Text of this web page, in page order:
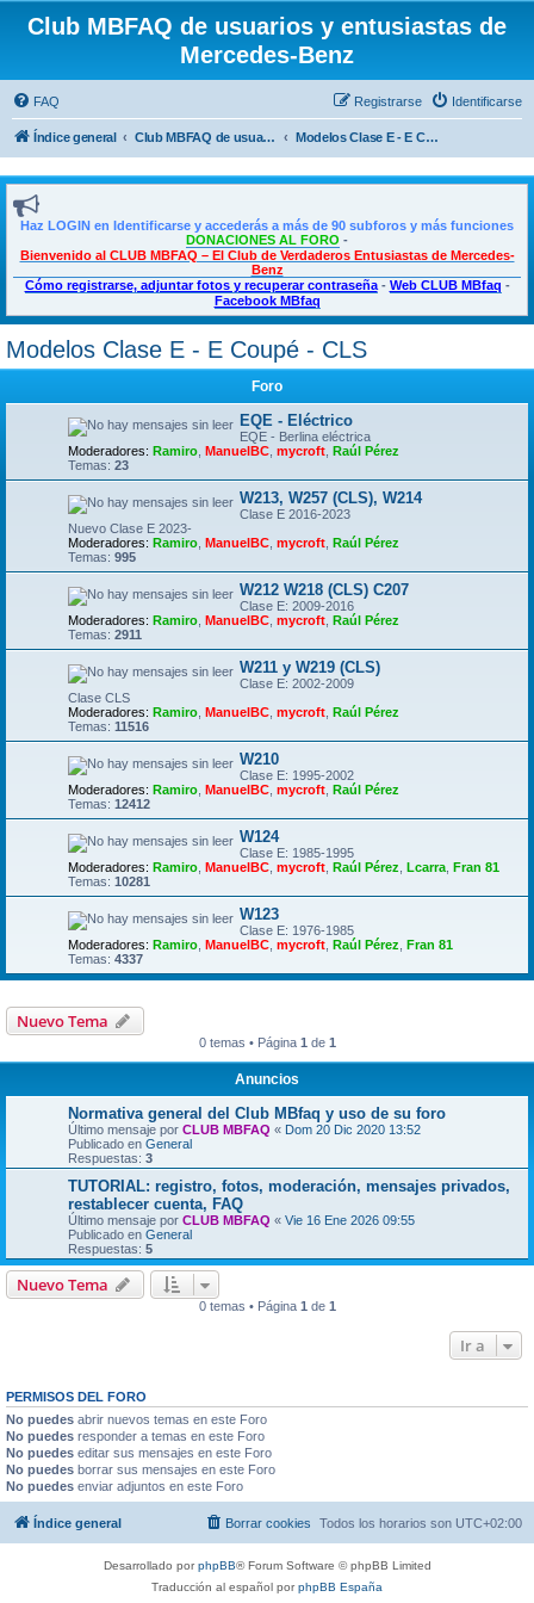
Club MBFAQ de usuarios y entusiastas de
Mercedes-Benz
FAQ Identificarse
Registrarse
Índice general Club MBFAQ de usuarios y entusiastas de Mercedes Benz Modelos Clase E - E Coupé - CLS
Haz LOGIN en Identificarse y accederás a más de 90 subforos y más funciones
DONACIONES AL FORO -
Bienvenido al CLUB MBFAQ – El Club de Verdaderos Entusiastas de Mercedes-
Benz
Cómo registrarse, adjuntar fotos y recuperar contraseña- Web CLUB MBfaq -
Facebook MBfaq
Modelos Clase E - E Coupé - CLS
Foro
EQE - Eléctrico
EQE - Berlina eléctrica
Moderadores: Ramiro ManuelBC mycroft Raúl Pérez
Temas: 23
W213, W257 (CLS), W214
Clase E 2016-2023
Nuevo Clase E 2023-
Moderadores: Ramiro ManuelBC mycroft Raúl Pérez
Temas: 995
W212 W218 (CLS) C207
Clase E: 2009-2016
Moderadores: Ramiro ManuelBC mycroft Raúl Pérez
Temas: 2911
W211 y W219 (CLS)
Clase E: 2002-2009
Clase CLS
Moderadores: Ramiro ManuelBC mycroft Raúl Pérez
Temas: 11516
W210
Clase E: 1995-2002
Moderadores: Ramiro ManuelBC mycroft Raúl Pérez
Temas: 12412
W124
Clase E: 1985-1995
Moderadores: Ramiro ManuelBC mycroft Raúl Pérez Lcarra Fran 81
Temas: 10281
W123
Clase E: 1976-1985
Moderadores: Ramiro ManuelBC mycroft Raúl Pérez Fran 81
Temas: 4337
Nuevo Tema
0 temas • Página 1 de 1
Anuncios
Normativa general del Club MBfaq y uso de su foro
Último mensaje por CLUB MBFAQ « Dom 20 Dic 2020 13:52
Publicado en General
Respuestas: 3
TUTORIAL: registro, fotos, moderación, mensajes privados,
restablecer cuenta, FAQ
Último mensaje por CLUB MBFAQ « Vie 16 Ene 2026 09:55
Publicado en General
Respuestas: 5
Nuevo Tema
0 temas • Página 1 de 1
Ir a
PERMISOS DEL FORO
No puedes abrir nuevos temas en este Foro
No puedes responder a temas en este Foro
No puedes editar sus mensajes en este Foro
No puedes borrar sus mensajes en este Foro
No puedes enviar adjuntos en este Foro
Índice general Todos los horarios son UTC+02:00
Borrar cookies
Desarrollado porphpBB® Forum Software © phpBB Limited
Traducción al español porphpBB España